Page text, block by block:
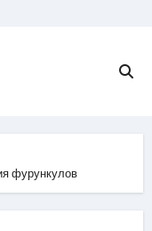
фурункулов